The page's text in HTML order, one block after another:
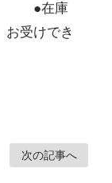
お受けでき
次の記事へ